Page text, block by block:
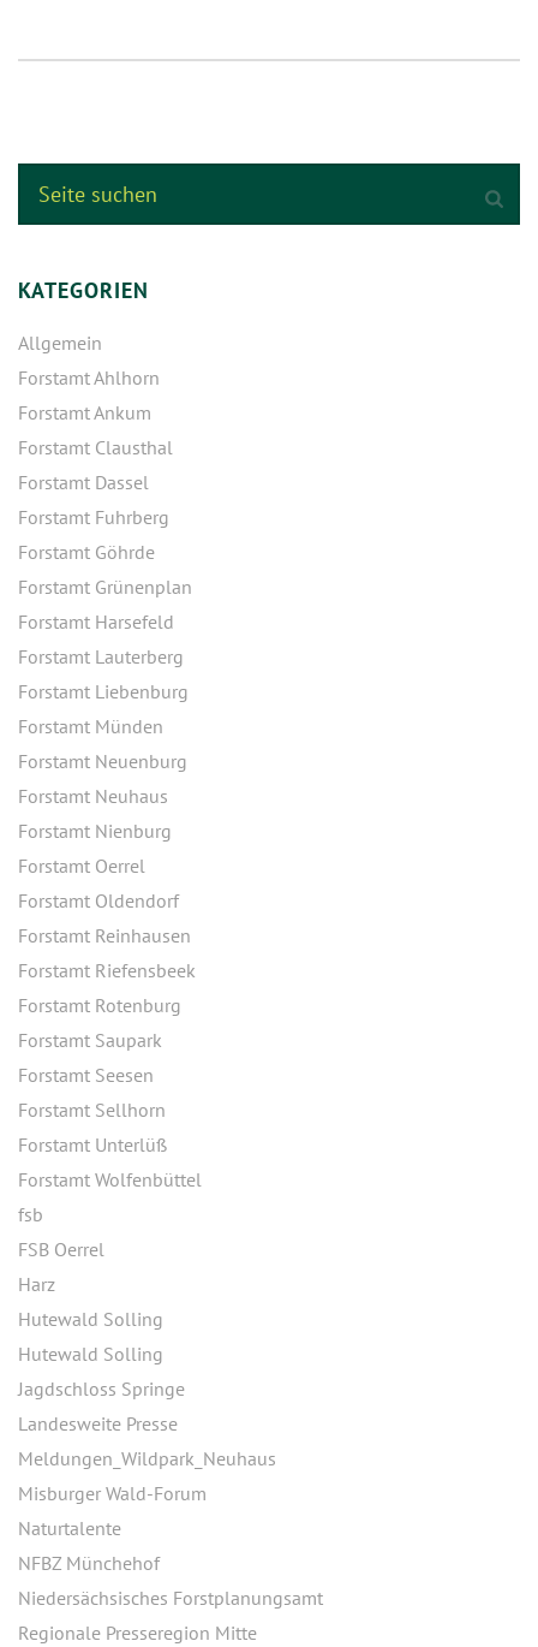
KATEGORIEN
Allgemein
Forstamt Ahlhorn
Forstamt Ankum
Forstamt Clausthal
Forstamt Dassel
Forstamt Fuhrberg
Forstamt Göhrde
Forstamt Grünenplan
Forstamt Harsefeld
Forstamt Lauterberg
Forstamt Liebenburg
Forstamt Münden
Forstamt Neuenburg
Forstamt Neuhaus
Forstamt Nienburg
Forstamt Oerrel
Forstamt Oldendorf
Forstamt Reinhausen
Forstamt Riefensbeek
Forstamt Rotenburg
Forstamt Saupark
Forstamt Seesen
Forstamt Sellhorn
Forstamt Unterlüß
Forstamt Wolfenbüttel
fsb
FSB Oerrel
Harz
Hutewald Solling
Hutewald Solling
Jagdschloss Springe
Landesweite Presse
Meldungen_Wildpark_Neuhaus
Misburger Wald-Forum
Naturtalente
NFBZ Münchehof
Niedersächsisches Forstplanungsamt
Regionale Presseregion Mitte